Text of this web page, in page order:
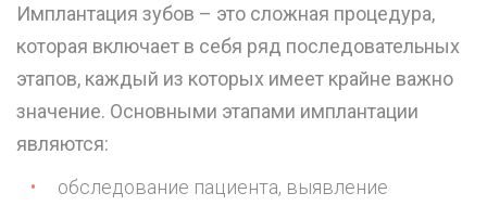
Имплантация зубов – это сложная процедура,
которая включает в себя ряд последовательных
этапов, каждый из которых имеет крайне важно
значение. Основными этапами имплантации
являются:
обследование пациента, выявление